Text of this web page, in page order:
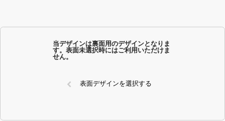
当デザインは裏面用のデザインとなりま
す。表面未選択時にはご利用いただけま
せん。
表面デザインを選択する